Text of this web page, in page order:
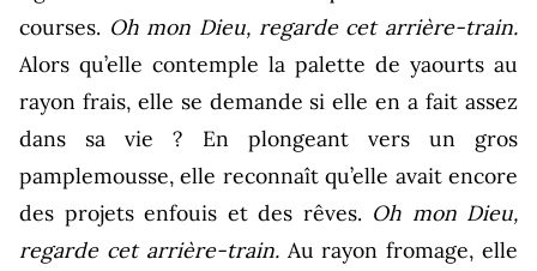
courses. Oh mon Dieu, regarde cet arrière-train.
Alors qu’elle contemple la palette de yaourts au
rayon frais, elle se demande si elle en a fait assez
dans sa vie ? En plongeant vers un gros
pamplemousse, elle reconnaît qu’elle avait encore
des projets enfouis et des rêves. Oh mon Dieu,
regarde cet arrière-train.Au rayon fromage, elle